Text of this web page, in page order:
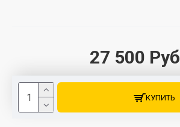
27 500 Руб
КУПИТЬ